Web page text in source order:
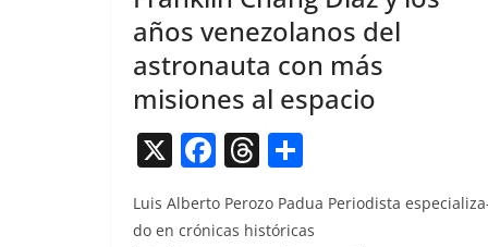
años venezolanos del
astronauta con más
misiones al espacio
X F
c
T
re
o
m
Luis Alber­to Per­o­zo Pad­ua Peri­odista
do en cróni­cas históri­c­as